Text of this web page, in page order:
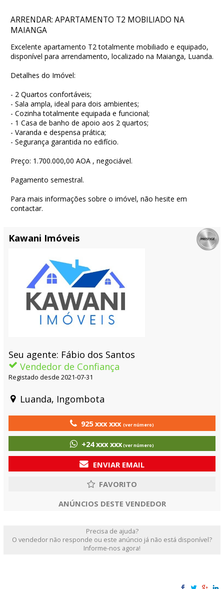
ARRENDAR: APARTAMENTO T2 MOBILIADO NA
MAIANGA
Excelente apartamento T2 totalmente mobiliado e equipado,
disponível para arrendamento, localizado na Maianga, Luanda.
Detalhes do Imóvel:
- 2 Quartos confortáveis;
- Sala ampla, ideal para dois ambientes;
- Cozinha totalmente equipada e funcional;
- 1 Casa de banho de apoio aos 2 quartos;
- Varanda e despensa prática;
- Segurança garantida no edifício.
Preço: 1.700.000,00 AOA , negociável.
Pagamento semestral.
Para mais informações sobre o imóvel, não hesite em
contactar.
Kawani Imóveis
Seu agente: Fábio dos Santos
Vendedor de Confiança
Registado desde 2021-07-31
Luanda, Ingombota
925 xxx xxx(ver número)
+24 xxx xxx(ver número)
ENVIAR EMAIL
ANÚNCIOS DESTE VENDEDOR
Precisa de ajuda?
O vendedor não responde ou este anúncio já não está disponível?
Informe-nos agora!